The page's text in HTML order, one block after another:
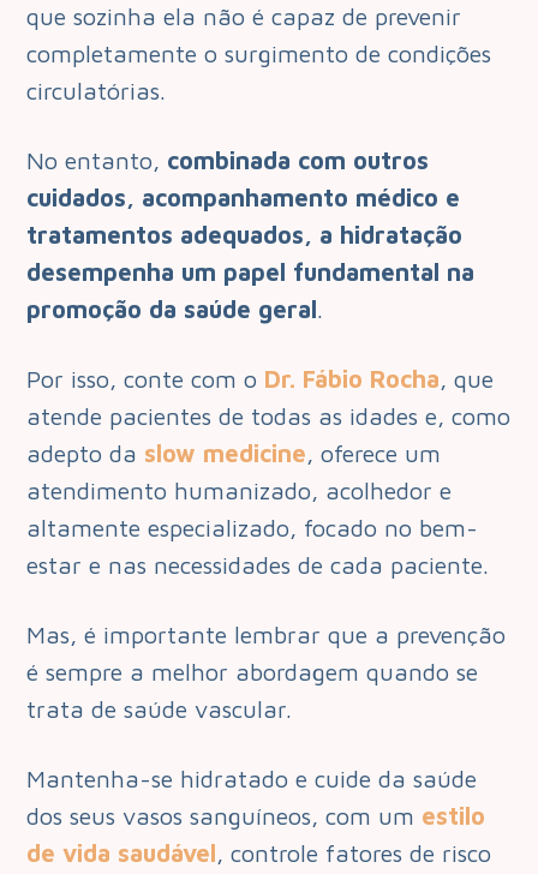
que sozinha ela não é capaz de prevenir
completamente o surgimento de condições
circulatórias.
No entanto, combinada com outros
cuidados, acompanhamento médico e
tratamentos adequados, a hidratação
desempenha um papel fundamental na
promoção da saúde geral.
Por isso, conte com o Dr. Fábio Rocha, que
atende pacientes de todas as idades e, como
adepto da slow medicine, oferece um
atendimento humanizado, acolhedor e
altamente especializado, focado no bem-
estar e nas necessidades de cada paciente.
Mas, é importante lembrar que a prevenção
é sempre a melhor abordagem quando se
trata de saúde vascular.
Mantenha-se hidratado e cuide da saúde
dos seus vasos sanguíneos, com um estilo
de vida saudável, controle fatores de risco